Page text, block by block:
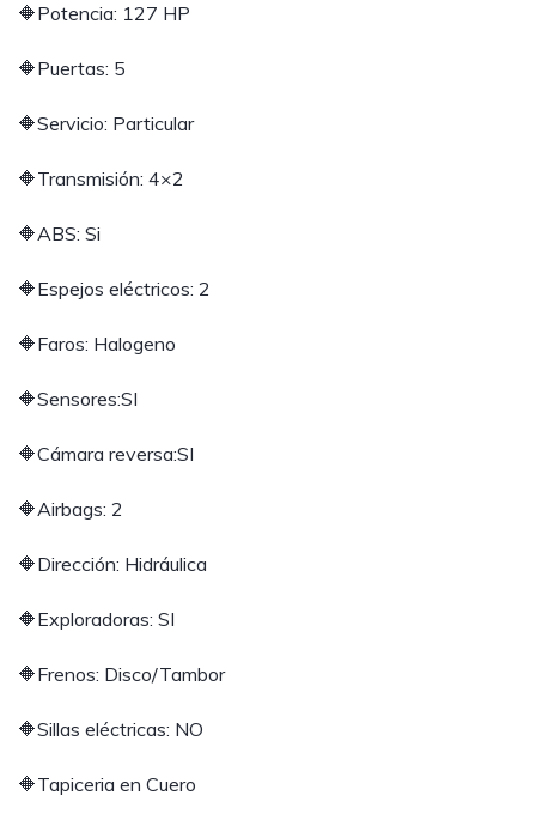
🔶Potencia: 127 HP
🔶Puertas: 5
🔶Servicio: Particular
🔶Transmisión: 4×2
🔶ABS: Si
🔶Espejos eléctricos: 2
🔶Faros: Halogeno
🔶Sensores:SI
🔶Cámara reversa:SI
🔶Airbags: 2
🔶Dirección: Hidráulica
🔶Exploradoras: SI
🔶Frenos: Disco/Tambor
🔶Sillas eléctricas: NO
🔶Tapiceria en Cuero